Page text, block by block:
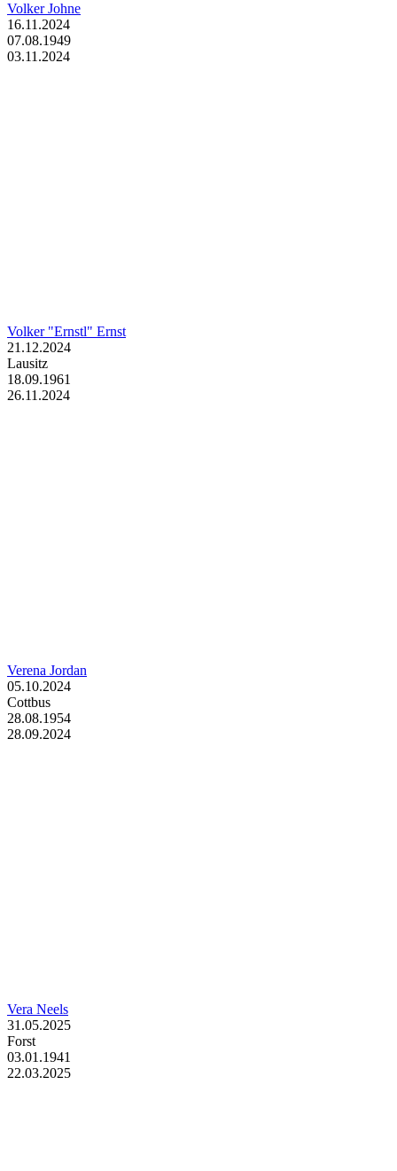
Volker Johne
16.11.2024
07.08.1949
03.11.2024
Volker "Ernstl" Ernst
21.12.2024
Lausitz
18.09.1961
26.11.2024
Verena Jordan
05.10.2024
Cottbus
28.08.1954
28.09.2024
Vera Neels
31.05.2025
Forst
03.01.1941
22.03.2025